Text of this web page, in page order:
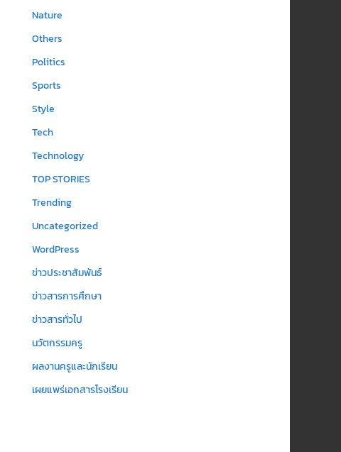
Nature
Others
Politics
Sports
Style
Tech
Technology
TOP STORIES
Trending
Uncategorized
WordPress
ข่าวประชาสัมพันธ์
ข่าวสารการศึกษา
ข่าวสารทั่วไป
นวัตกรรมครู
ผลงานครูและนักเรียน
เผยแพร่เอกสารโรงเรียน